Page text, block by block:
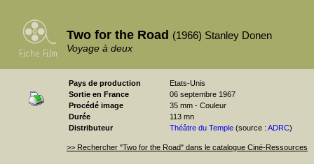
Two for the Road (1966) Stanley Donen
Voyage à deux
Pays de production
Etats-Unis
Sortie en France
06 septembre 1967
Procédé image
35 mm - Couleur
Durée
113 mn
Distributeur
Théâtre du Temple (source : ADRC)
>> Rechercher "Two for the Road" dans le catalogue Ciné-Ressources